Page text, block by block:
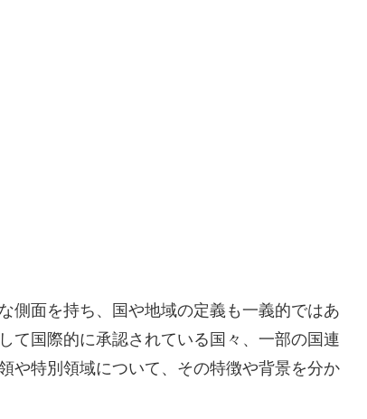
側面を持ち、国や地域の定義も一義的ではあ
て国際的に承認されている国々、一部の国連
や特別領域について、その特徴や背景を分か